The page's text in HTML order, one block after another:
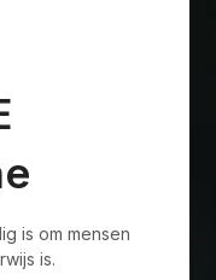
is om mensen
is.